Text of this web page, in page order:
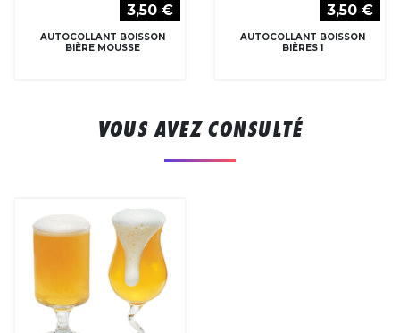
3,50 €
AUTOCOLLANT BOISSON
BIÈRE MOUSSE
3,50 €
AUTOCOLLANT BOISSON
BIÈRES 1
VOUS AVEZ CONSULTÉ